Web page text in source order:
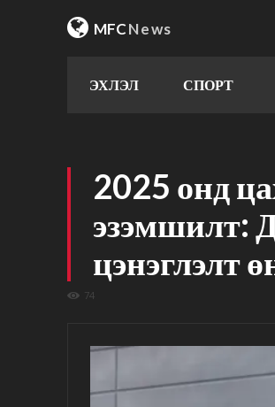
MFCNews
ЭХЛЭЛ СПОРТ
2025 онд
эзэмшилт:
цэнэглэлт
74